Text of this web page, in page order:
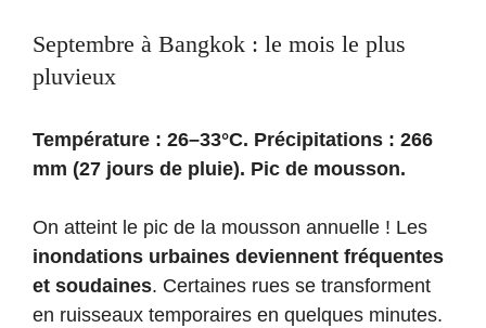
Septembre à Bangkok : le mois le plus
pluvieux
Température : 26–33°C. Précipitations : 266
mm (27 jours de pluie). Pic de mousson.
On atteint le pic de la mousson annuelle ! Les
inondations urbaines deviennent fréquentes
et soudaines. Certaines rues se transforment
en ruisseaux temporaires en quelques minutes.